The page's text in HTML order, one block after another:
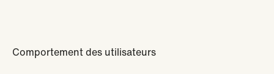
Comportement des utilisateurs